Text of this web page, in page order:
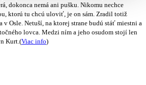
dokonca nemá ani pušku. Nikomu nechce
ktorú tu chcú uloviť, je on sám. Zradil totiž
v Osle. Netuší, na ktorej strane budú stáť miestni a
lovca. Medzi ním a jeho osudom stojí len
Kurt.(Viac info)